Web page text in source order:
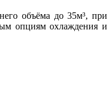
объёма до 35м³, при
опциям охлаждения и